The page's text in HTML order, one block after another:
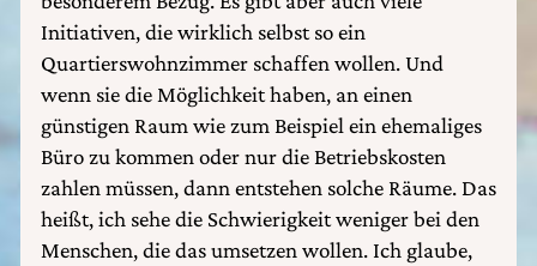
Initiativen, die wirklich selbst so ein
Quartierswohnzimmer schaffen wollen. Und
wenn sie die Möglichkeit haben, an einen
günstigen Raum wie zum Beispiel ein ehemaliges
Büro zu kommen oder nur die Betriebskosten
zahlen müssen, dann entstehen solche Räume. Das
heißt, ich sehe die Schwierigkeit weniger bei den
Menschen, die das umsetzen wollen. Ich glaube,